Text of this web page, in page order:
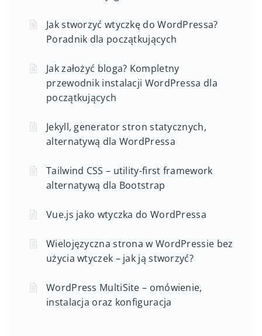
Jak stworzyć wtyczkę do WordPressa?
Poradnik dla początkujących
Jak założyć bloga? Kompletny
przewodnik instalacji WordPressa dla
początkujących
Jekyll, generator stron statycznych,
alternatywą dla WordPressa
Tailwind CSS – utility-first framework
alternatywą dla Bootstrap
Vue.js jako wtyczka do WordPressa
Wielojęzyczna strona w WordPressie bez
użycia wtyczek – jak ją stworzyć?
WordPress MultiSite – omówienie,
instalacja oraz konfiguracja